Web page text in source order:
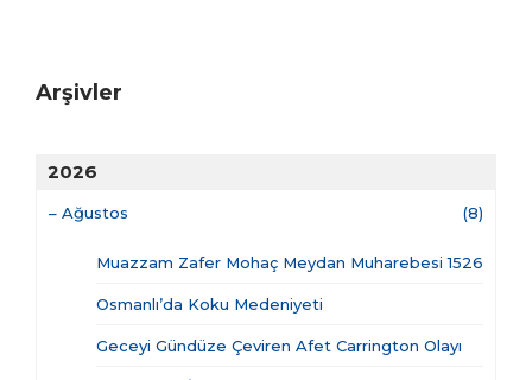
Arşivler
2026
– Ağustos (8)
Muazzam Zafer Mohaç Meydan Muharebesi 1526
Osmanlı’da Koku Medeniyeti
Geceyi Gündüze Çeviren Afet Carrington Olayı